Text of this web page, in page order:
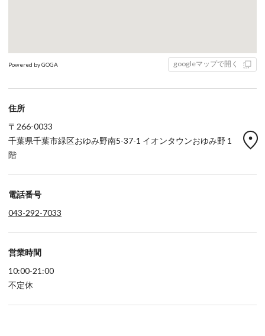
Powered by GOGA googleマップで開く
住所
〒266-0033
千葉県千葉市緑区おゆみ野南5-37-1 イオンタウンおゆみ野 1
階
location_on
電話番号
043-292-7033
営業時間
10:00-21:00
不定休